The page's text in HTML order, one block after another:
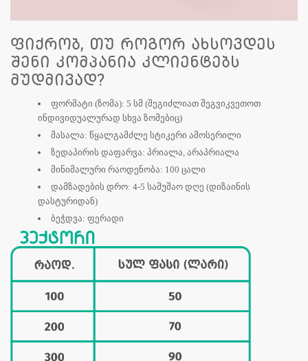
ფიქრობ, თუ როგორ ახსოვდეს
შენი კომპანია კლიენტებს
მუდმივად?
ფორმატი (ზომა): 5 სმ (შეგიძლიათ შეგვიკვეთოთ
ინდივიდუალურად სხვა ზომებიც)
მასალა: წყალგამძლე სტიკერი ამოსერილი
ზედაპირის დაფარვა: პრიალა, არაპრიალა
მინიმალური რაოდენობა: 100 ცალი
დამზადების დრო: 4-5 სამუშაო დღე (დიზაინის
დასტურიდან)
ბეჭდვა: ფერადი